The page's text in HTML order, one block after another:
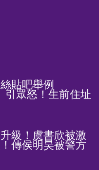
貼吧舉例
眾怒！生前住址
級！虞書欣被激
傳侯明昊被警方